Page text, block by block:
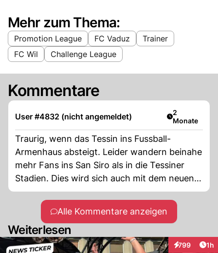
Mehr zum Thema:
Promotion League FC Vaduz
Trainer
FC Wil
Challenge League
Kommentare
User #4832 (nicht angemeldet) Artikel
2
Monate
Traurig, wenn das Tessin ins Fussball-
Armenhaus absteigt. Leider wandern beinahe
mehr Fans ins San Siro als in die Tessiner
Stadien. Dies wird sich auch mit dem neuen
Lugano Stadion kaum ändern. Sobald der
FCL länger nicht um den Meister spielen
kann werden sich kaum 4000 Zuschauer
mehr begeistern können. Mein Mario
Prosperi-Herz blutet!
Alle Kommentare anzeigen
Weiterlesen
799
Interaktionen
1h